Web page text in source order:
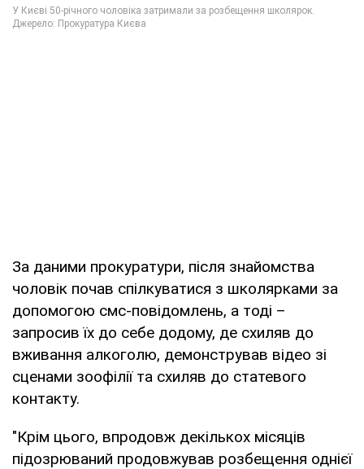
За даними прокуратури, після знайомства
чоловік почав спілкуватися з школярками за
допомогою смс-повідомлень, а тоді –
запросив їх до себе додому, де схиляв до
вживання алкоголю, демонстрував відео зі
сценами зоофілії та схиляв до статевого
контакту.
"Крім цього, впродовж декількох місяців
підозрюваний продовжував розбещення однієї